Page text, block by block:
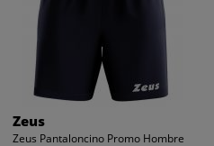
Zeus
Zeus Pantaloncino Promo Hombre